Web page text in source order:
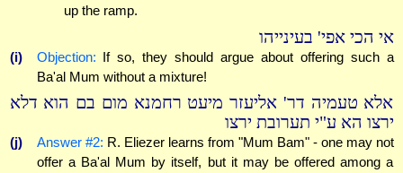
up the ramp.
אי הכי אפי' בעינייהו
(i) Objection: If so, they should argue about offering such a
Ba'al Mum without a mixture!
אלא טעמיה דר' אליעזר מיעט רחמנא מום בם הוא דלא
ירצו הא ע"י תערובת ירצו
(j) Answer #2: R. Eliezer learns from "Mum Bam" - one may not
offer a Ba'al Mum by itself, but it may be offered among a